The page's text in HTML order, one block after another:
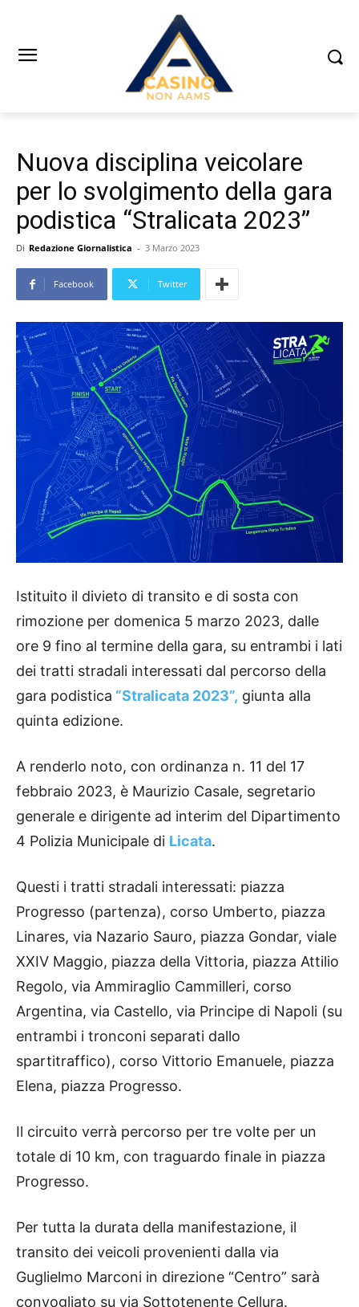
Nuova disciplina veicolare
per lo svolgimento della gara
podistica “Stralicata 2023”
Di Redazione Giornalistica - 3 Marzo 2023
Facebook Twitter
Istituito il divieto di transito e di sosta con
rimozione per domenica 5 marzo 2023, dalle
ore 9 fino al termine della gara, su entrambi i lati
dei tratti stradali interessati dal percorso della
gara podistica “Stralicata 2023”, giunta alla
quinta edizione.
A renderlo noto, con ordinanza n. 11 del 17
febbraio 2023, è Maurizio Casale, segretario
generale e dirigente ad interim del Dipartimento
4 Polizia Municipale di Licata.
Questi i tratti stradali interessati: piazza
Progresso (partenza), corso Umberto, piazza
Linares, via Nazario Sauro, piazza Gondar, viale
XXIV Maggio, piazza della Vittoria, piazza Attilio
Regolo, via Ammiraglio Cammilleri, corso
Argentina, via Castello, via Principe di Napoli (su
entrambi i tronconi separati dallo
spartitraffico), corso Vittorio Emanuele, piazza
Elena, piazza Progresso.
Il circuito verrà percorso per tre volte per un
totale di 10 km, con traguardo finale in piazza
Progresso.
Per tutta la durata della manifestazione, il
transito dei veicoli provenienti dalla via
Guglielmo Marconi in direzione “Centro” sarà
convogliato su via Sottotenente Cellura.